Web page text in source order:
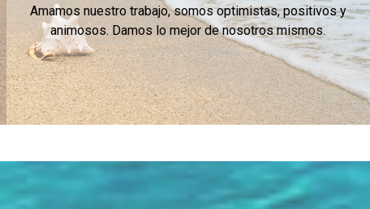
Amamos nuestro trabajo, somos optimistas, positivos y
animosos. Damos lo mejor de nosotros mismos.